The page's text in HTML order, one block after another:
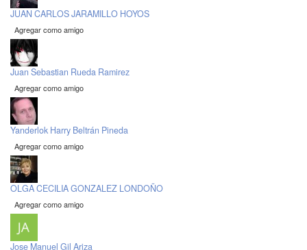
JUAN CARLOS JARAMILLO HOYOS
Agregar como amigo
Juan Sebastian Rueda Ramirez
Agregar como amigo
Yanderlok Harry Beltrán Pineda
Agregar como amigo
OLGA CECILIA GONZALEZ LONDOÑO
Agregar como amigo
Jose Manuel Gil Ariza